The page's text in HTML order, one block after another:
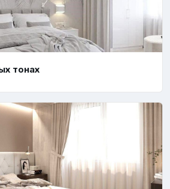
тонах